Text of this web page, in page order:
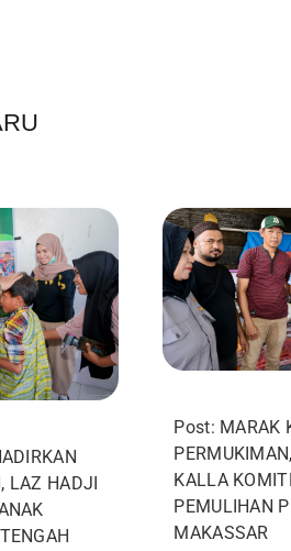
LAZ HADJI
Post: MARAK
KALLA
PEMULIHAN
MAKASSAR